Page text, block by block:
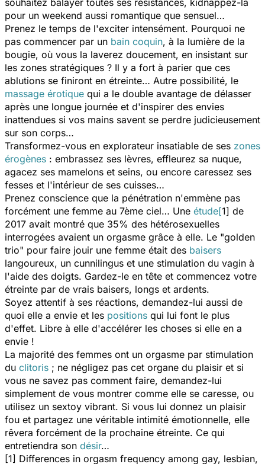
pour un weekend aussi romantique que sensuel…
Prenez le temps de l'exciter intensément. Pourquoi ne
pas commencer par un bain coquin, à la lumière de la
bougie, où vous la laverez doucement, en insistant sur
les zones stratégiques ? Il y a fort à parier que ces
ablutions se finiront en étreinte… Autre possibilité, le
massage érotique qui a le double avantage de délasser
après une longue journée et d'inspirer des envies
inattendues si vos mains savent se perdre judicieusement
sur son corps…
Transformez-vous en explorateur insatiable de ses zones
érogènes : embrassez ses lèvres, effleurez sa nuque,
agacez ses mamelons et seins, ou encore caressez ses
fesses et l'intérieur de ses cuisses…
Prenez conscience que la pénétration n'emmène pas
forcément une femme au 7ème ciel… Une étude[1] de
2017 avait montré que 35% des hétérosexuelles
interrogées avaient un orgasme grâce à elle. Le "golden
trio" pour faire jouir une femme était des baisers
langoureux, un cunnilingus et une stimulation du vagin à
l'aide des doigts. Gardez-le en tête et commencez votre
étreinte par de vrais baisers, longs et ardents.
Soyez attentif à ses réactions, demandez-lui aussi de
quoi elle a envie et les positions qui lui font le plus
d'effet. Libre à elle d'accélérer les choses si elle en a
envie !
La majorité des femmes ont un orgasme par stimulation
du clitoris ; ne négligez pas cet organe du plaisir et si
vous ne savez pas comment faire, demandez-lui
simplement de vous montrer comme elle se caresse, ou
utilisez un sextoy vibrant. Si vous lui donnez un plaisir
fou et partagez une véritable intimité émotionnelle, elle
rêvera forcément de la prochaine étreinte. Ce qui
entretiendra son désir…
[1] Differences in orgasm frequency among gay, lesbian,